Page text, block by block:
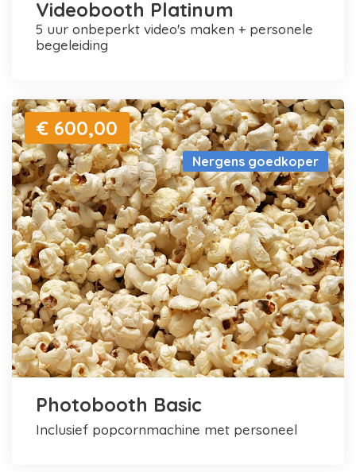
Videobooth Platinum
5 uur onbeperkt video's maken + personele
begeleiding
Nergens goedkoper
€ 600,00
Photobooth Basic
inclusief popcornmachine met personeel